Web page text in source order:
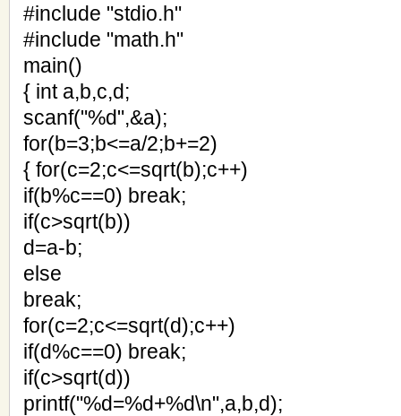
#include "stdio.h"
#include "math.h"
main()
{ int a,b,c,d;
scanf("%d",&a);
for(b=3;b<=a/2;b+=2)
{ for(c=2;c<=sqrt(b);c++)
if(b%c==0) break;
if(c>sqrt(b))
d=a-b;
else
break;
for(c=2;c<=sqrt(d);c++)
if(d%c==0) break;
if(c>sqrt(d))
printf("%d=%d+%d\n",a,b,d);